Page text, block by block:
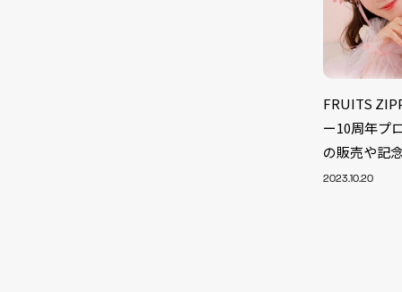
FRUITS
ー10周年プ
の販売や記
2023.10.20